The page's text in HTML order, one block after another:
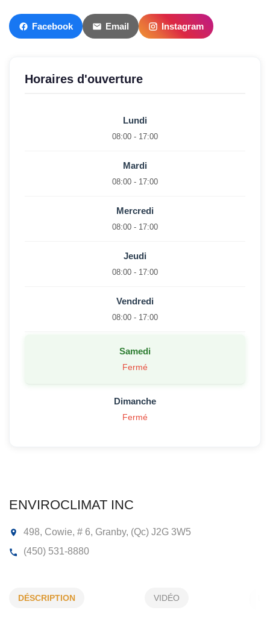
ENVIROCLIMAT INC
DÉSCRIPTION VIDÉO
Facebook Email Instagram
Horaires d'ouverture
Lundi
08:00 - 17:00
Mardi
08:00 - 17:00
Mercredi
08:00 - 17:00
Jeudi
08:00 - 17:00
Vendredi
08:00 - 17:00
Samedi
Fermé
Dimanche
Fermé